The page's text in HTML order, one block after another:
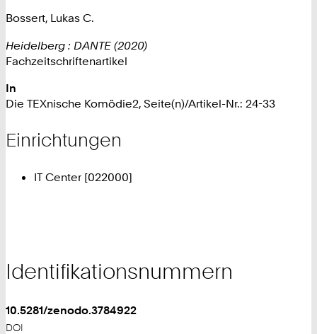
Bossert, Lukas C.
Heidelberg : DANTE (2020)
Fachzeitschriftenartikel
In
Die TEXnische Komödie2, Seite(n)/Artikel-Nr.: 24-33
Einrichtungen
IT Center [022000]
Identifikationsnummern
10.5281/zenodo.3784922
DOI